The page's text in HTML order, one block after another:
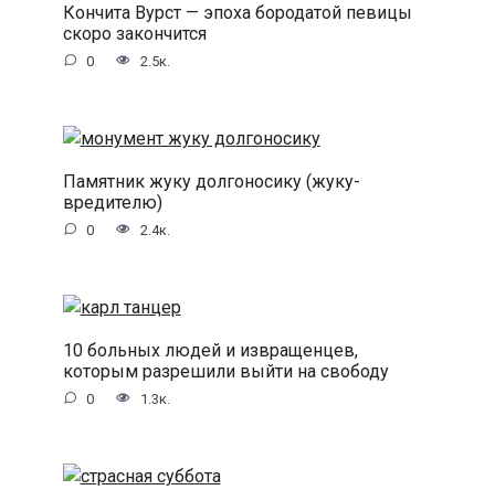
Кончита Вурст — эпоха бородатой певицы
скоро закончится
0 2.5к.
Памятник жуку долгоносику (жуку-
вредителю)
0 2.4к.
10 больных людей и извращенцев,
которым разрешили выйти на свободу
0 1.3к.